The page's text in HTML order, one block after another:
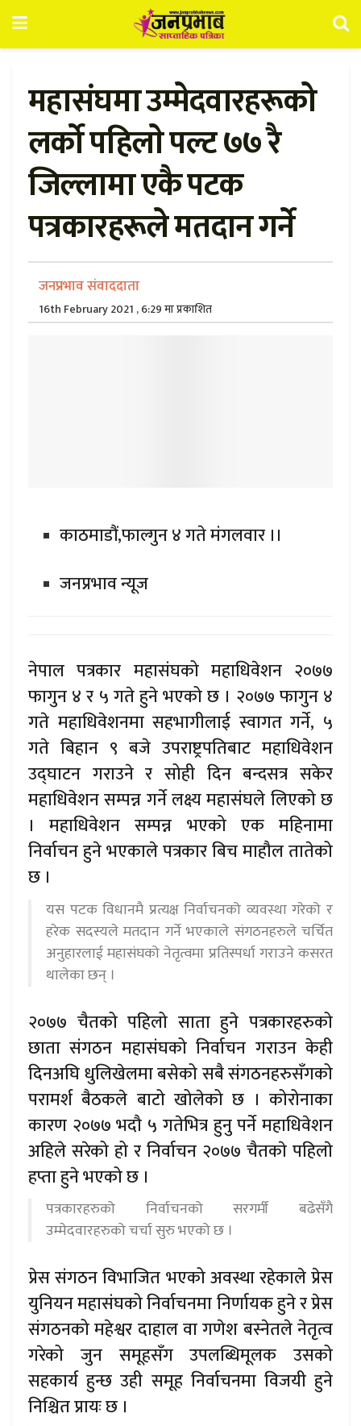
महासंघमा उम्मेदवारहरूको
लर्को पहिलाे पल्ट ७७ रै
जिल्लामा एकै पटक
पत्रकारहरूले मतदान गर्ने
जनप्रभाव संवाददाता
16th February 2021 , 6:29 मा प्रकाशित
काठमाडौं,फाल्गुन ४ गते मंगलवार ।।
जनप्रभाव न्यूज
नेपाल पत्रकार महासंघको महाधिवेशन २०७७
फागुन ४ र ५ गते हुने भएको छ । २०७७ फागुन ४
गते महाधिवेशनमा सहभागीलाई स्वागत गर्ने, ५
गते बिहान ९ बजे उपराष्ट्रपतिबाट महाधिवेशन
उद्घाटन गराउने र सोही दिन बन्दसत्र सकेर
महाधिवेशन सम्पन्न गर्ने लक्ष्य महासंघले लिएको छ
। महाधिवेशन सम्पन्न भएको एक महिनामा
निर्वाचन हुने भएकाले पत्रकार बिच माहौल तातेको
छ ।
यस पटक विधानमै प्रत्यक्ष निर्वाचनको व्यवस्था गरेको र
हरेक सदस्यले मतदान गर्ने भएकाले संगठनहरुले चर्चित
अनुहारलाई महासंघको नेतृत्वमा प्रतिस्पर्धा गराउने कसरत
थालेका छन् ।
२०७७ चैतको पहिलो साता हुने पत्रकारहरुको
छाता संगठन महासंघको निर्वाचन गराउन केही
दिनअघि धुलिखेलमा बसेको सबै संगठनहरुसँगको
परामर्श बैठकले बाटो खोलेको छ । कोरोनाका
कारण २०७७ भदौ ५ गतेभित्र हुनु पर्ने महाधिवेशन
अहिले सरेको हो र निर्वाचन २०७७ चैतकाे पहिलाे
हप्ता हुने भएको छ ।
पत्रकारहरुको निर्वाचनको सरगर्मी बढेसँगै
उम्मेदवारहरुको चर्चा सुरु भएको छ ।
प्रेस संगठन विभाजित भएको अवस्था रहेकाले प्रेस
युनियन महासंघको निर्वाचनमा निर्णायक हुने र प्रेस
संगठनको महेश्वर दाहाल वा गणेश बस्नेतले नेतृत्व
गरेको जुन समूहसँग उपलब्धिमूलक उसको
सहकार्य हुन्छ उही समूह निर्वाचनमा विजयी हुने
निश्चित प्रायः छ ।